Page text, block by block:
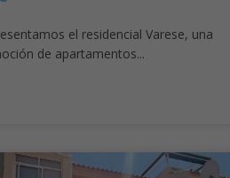
el residencial Varese, una
de apartamentos...